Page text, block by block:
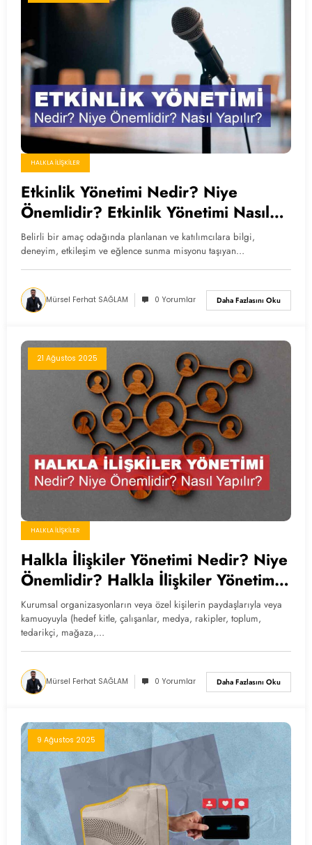
HALKLA İLIŞKILER
Etkinlik Yönetimi Nedir? Niye
Önemlidir? Etkinlik Yönetimi Nasıl
Yapılır?
Belirli bir amaç odağında planlanan ve katılımcılara bilgi,
deneyim, etkileşim ve eğlence sunma misyonu taşıyan…
Mürsel Ferhat SAĞLAM 0 Yorumlar Daha Fazlasını Oku
21 Ağustos 2025
HALKLA İLIŞKILER
Halkla İlişkiler Yönetimi Nedir? Niye
Önemlidir? Halkla İlişkiler Yönetimi
Nasıl Yapılır?
Kurumsal organizasyonların veya özel kişilerin paydaşlarıyla veya
kamuoyuyla (hedef kitle, çalışanlar, medya, rakipler, toplum,
tedarikçi, mağaza,…
Mürsel Ferhat SAĞLAM 0 Yorumlar Daha Fazlasını Oku
9 Ağustos 2025